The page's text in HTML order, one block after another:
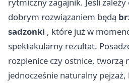
dobrym rozwiązaniem będą
sadzonki , które już w
spektakularny rezultat.
rozplenice czy ostnice, tworzą
jednocześnie naturalny